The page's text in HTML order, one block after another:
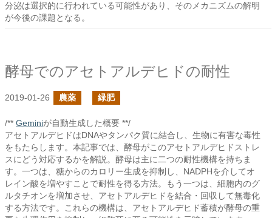
分泌は選択的に行われている可能性があり、そのメカニズムの解明
が今後の課題となる。
酵母でのアセトアルデヒドの耐性
2019-01-26 農薬 緑肥
/** Geminiが自動生成した概要 **/
アセトアルデヒドはDNAやタンパク質に結合し、生物に有害な毒性
をもたらします。本記事では、酵母がこのアセトアルデヒドストレ
スにどう対応するかを解説。酵母は主に二つの耐性機構を持ちま
す。一つは、糖からのカロリー生成を抑制し、NADPHを介してオ
レイン酸を増やすことで耐性を得る方法。もう一つは、細胞内のグ
ルタチオンを増加させ、アセトアルデヒドを結合・回収して無毒化
する方法です。これらの機構は、アセトアルデヒド蓄積が酵母の重